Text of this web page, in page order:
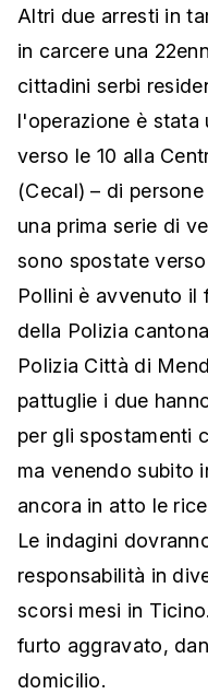
Altri due arresti in
in carcere una
cittadini serbi
l'operazione è stata
verso le 10 alla
(Cecal) – di
una prima serie di
sono spostate
Pollini è avvenuto il
della Polizia
Polizia Città di
pattuglie i due
per gli spostamenti
ma venendo subito
ancora in atto le
Le indagini
responsabilità in
scorsi mesi in
furto aggravato,
domicilio.